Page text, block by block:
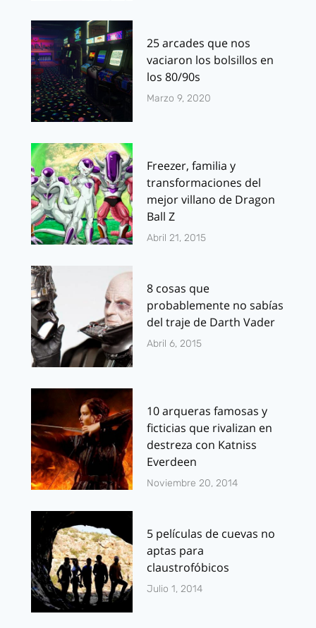
25 arcades que nos
vaciaron los bolsillos en
los 80/90s
Marzo 9, 2020
Freezer, familia y
transformaciones del
mejor villano de Dragon
Ball Z
Abril 21, 2015
8 cosas que
probablemente no sabías
del traje de Darth Vader
Abril 6, 2015
10 arqueras famosas y
ficticias que rivalizan en
destreza con Katniss
Everdeen
Noviembre 20, 2014
5 películas de cuevas no
aptas para
claustrofóbicos
Julio 1, 2014